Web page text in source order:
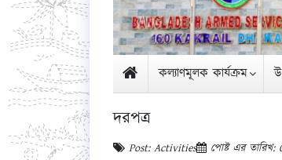
কল্যাণমূলক কার্যক্রম
দরপত্র
Post: Activities পোষ্ট এর